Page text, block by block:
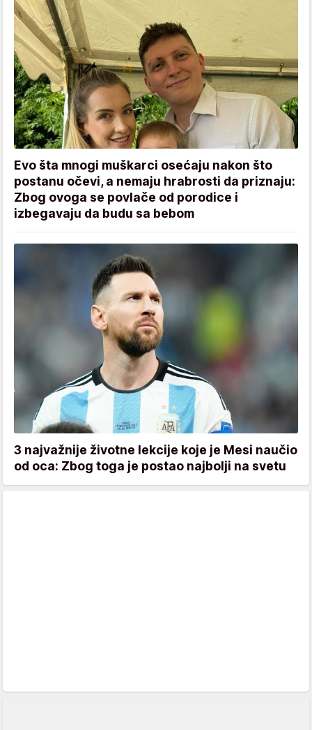
Evo šta mnogi muškarci osećaju nakon što
postanu očevi, a nemaju hrabrosti da priznaju:
Zbog ovoga se povlače od porodice i
izbegavaju da budu sa bebom
3 najvažnije životne lekcije koje je Mesi naučio
od oca: Zbog toga je postao najbolji na svetu